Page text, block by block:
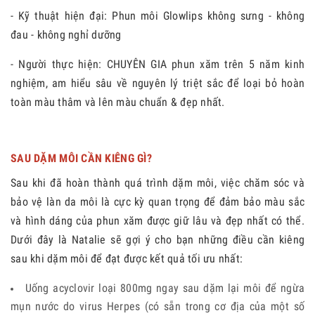
- Kỹ thuật hiện đại: Phun môi Glowlips không sưng - không
đau - không nghỉ dưỡng
- Người thực hiện: CHUYÊN GIA phun xăm trên 5 năm kinh
nghiệm, am hiểu sâu về nguyên lý triệt sắc để loại bỏ hoàn
toàn màu thâm và lên màu chuẩn & đẹp nhất.
SAU DẶM MÔI CẦN KIÊNG GÌ?
Sau khi đã hoàn thành quá trình dặm môi, việc chăm sóc và
bảo vệ làn da môi là cực kỳ quan trọng để đảm bảo màu sắc
và hình dáng của phun xăm được giữ lâu và đẹp nhất có thể.
Dưới đây là Natalie sẽ gợi ý cho bạn những điều cần kiêng
sau khi dặm môi để đạt được kết quả tối ưu nhất:
Uống acyclovir loại 800mg ngay sau dặm lại môi để ngừa
mụn nước do virus Herpes (có sẵn trong cơ địa của một số